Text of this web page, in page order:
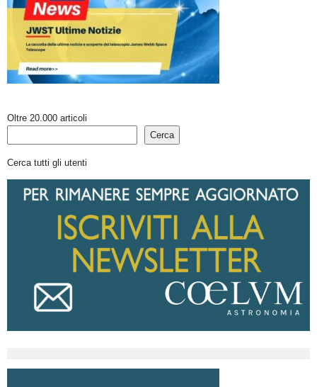
Oltre 20.000 articoli
Cerca
Cerca tutti gli utenti